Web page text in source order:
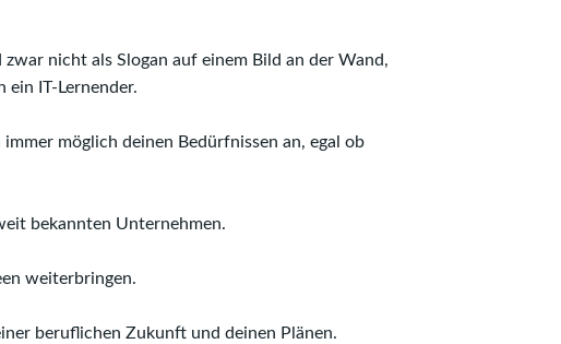
nicht als Slogan auf einem Bild an der Wand,
ein IT-Lernender.
möglich deinen Bedürfnissen an, egal ob
bekannten Unternehmen.
weiterbringen.
beruflichen Zukunft und deinen Plänen.